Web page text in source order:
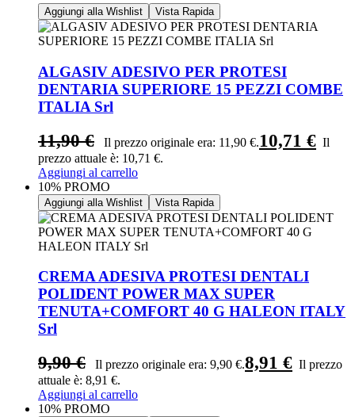
Aggiungi alla Wishlist Vista Rapida
ALGASIV ADESIVO PER PROTESI
DENTARIA SUPERIORE 15 PEZZI COMBE
ITALIA Srl
11,90€ Il prezzo originale era: 11,90 €.10,71 € Il
prezzo attuale è: 10,71 €.
Aggiungi al carrello
10% PROMO
Aggiungi alla Wishlist Vista Rapida
CREMA ADESIVA PROTESI DENTALI
POLIDENT POWER MAX SUPER
TENUTA+COMFORT 40 G HALEON ITALY
Srl
9,90€ Il prezzo originale era: 9,90 €.8,91 € Il prezzo
attuale è: 8,91 €.
Aggiungi al carrello
10% PROMO